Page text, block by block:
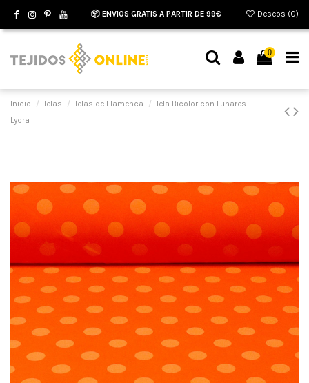
📦 ENVIOS GRATIS A PARTIR DE 99€ Deseos (0)
0
Inicio Telas Telas de Flamenca
Tela Bicolor con Lunares
Lycra